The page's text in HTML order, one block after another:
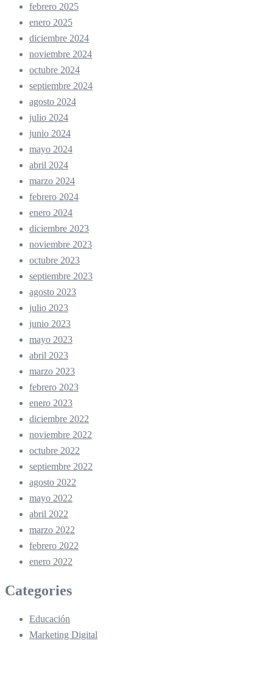
febrero 2025
enero 2025
diciembre 2024
noviembre 2024
octubre 2024
septiembre 2024
agosto 2024
julio 2024
junio 2024
mayo 2024
abril 2024
marzo 2024
febrero 2024
enero 2024
diciembre 2023
noviembre 2023
octubre 2023
septiembre 2023
agosto 2023
julio 2023
junio 2023
mayo 2023
abril 2023
marzo 2023
febrero 2023
enero 2023
diciembre 2022
noviembre 2022
octubre 2022
septiembre 2022
agosto 2022
mayo 2022
abril 2022
marzo 2022
febrero 2022
enero 2022
Categories
Educación
Marketing Digital